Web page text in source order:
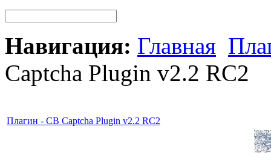
Навигация: Главная
Captcha Plugin v2.2 RC2
Плагин - CB Captcha Plugin v2.2 RC2